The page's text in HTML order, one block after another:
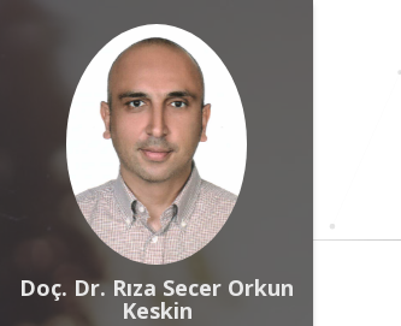
Doç. Dr. Rıza Secer Orkun
Keskin